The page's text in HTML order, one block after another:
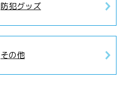
防犯グッズ
その他